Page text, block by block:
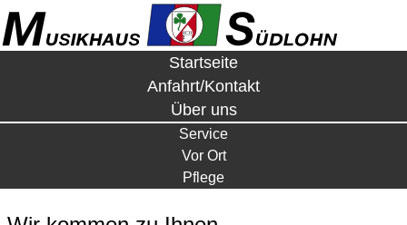
Startseite
Anfahrt/Kontakt
Über uns
Service
Vor Ort
Pflege